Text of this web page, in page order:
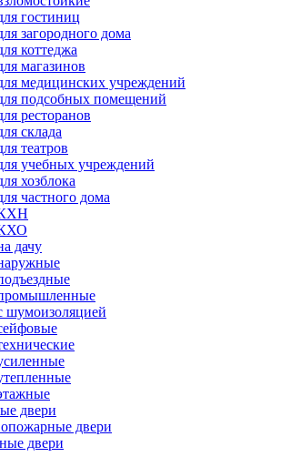
гостиниц
загородного дома
коттеджа
магазинов
медицинских учреждений
подсобных помещений
ресторанов
склада
театров
учебных учреждений
хозблока
частного дома
дачу
шумоизоляцией
двери
двери
двери